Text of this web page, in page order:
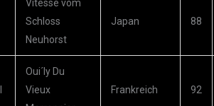
Vitesse vom
Schloss
Neuhorst
Japan 88
Oui´ly Du
Vieux
Frankreich 92